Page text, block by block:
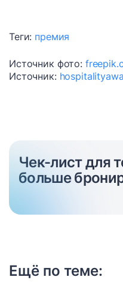
Теги: премия
Источник фото:
Источник:
Чек-лист для
больше
Ещё по теме: